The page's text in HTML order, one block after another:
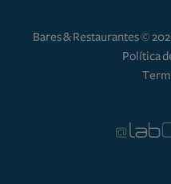
Bares & Restaurantes ©
Política